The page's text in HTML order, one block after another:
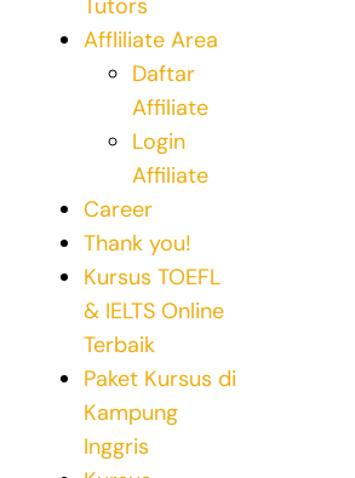
Tutors
Affliliate Area
Daftar
Affiliate
Login
Affiliate
Career
Thank you!
Kursus TOEFL
& IELTS Online
Terbaik
Paket Kursus di
Kampung
Inggris